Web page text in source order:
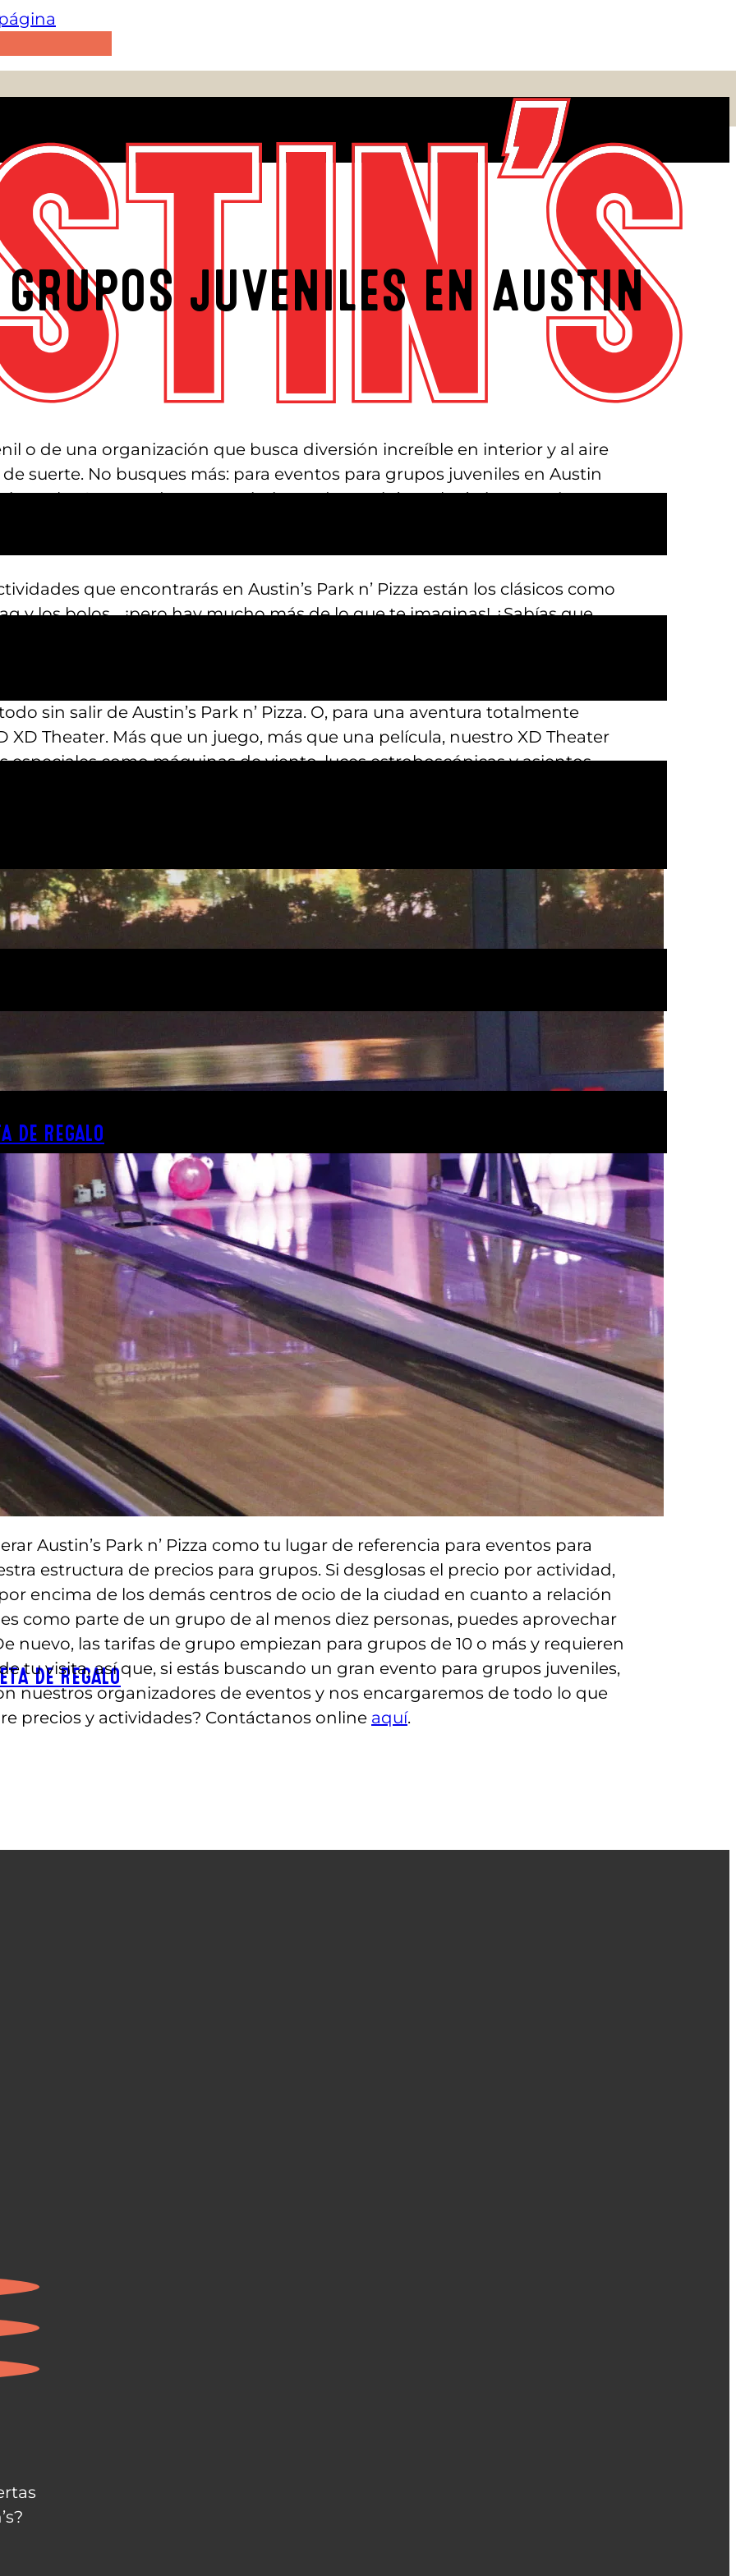
DE REGALO
ENGLISH
DE REGALO
GRUPOS JUVENILES EN AUSTIN
o de una organización que busca diversión increíble en interior y al aire
suerte. No busques más: para eventos para grupos juveniles en Austin
las 23 acres de entretenimiento de Austin’s Park n’ Pizza. Aquí, tu
diversión con una asombrosa variedad de actividades tan diversa que,
a todo el mundo.
que encontrarás en Austin’s Park n’ Pizza están los clásicos como
y los bolos… ¡pero hay mucho más de lo que te imaginas! ¿Sabías que
una nueva arena de realidad virtual? Tu grupo juvenil puede vivir lo último en
en nuestra VR Arena. Los amigos pueden formar equipo para luchar contra
digital, o puedes llegar más alto de lo que nunca imaginaste en nuestra
sin salir de Austin’s Park n’ Pizza. O, para una aventura totalmente
Theater. Más que un juego, más que una película, nuestro XD Theater
especiales como máquinas de viento, luces estroboscópicas y asientos
totalmente inmersivo. Te costará encontrar todas estas actividades
cualquier otro lugar de la ciudad, así que tenlo en cuenta al planificar tus
Austin’s Park n’ Pizza como tu lugar de referencia para eventos para
estructura de precios para grupos. Si desglosas el precio por actividad,
por encima de los demás centros de ocio de la ciudad en cuanto a relación
como parte de un grupo de al menos diez personas, puedes aprovechar
nuevo, las tarifas de grupo empiezan para grupos de 10 o más y requieren
tu visita, así que, si estás buscando un gran evento para grupos juveniles,
nuestros organizadores de eventos y nos encargaremos de todo lo que
precios y actividades? Contáctanos online aquí.